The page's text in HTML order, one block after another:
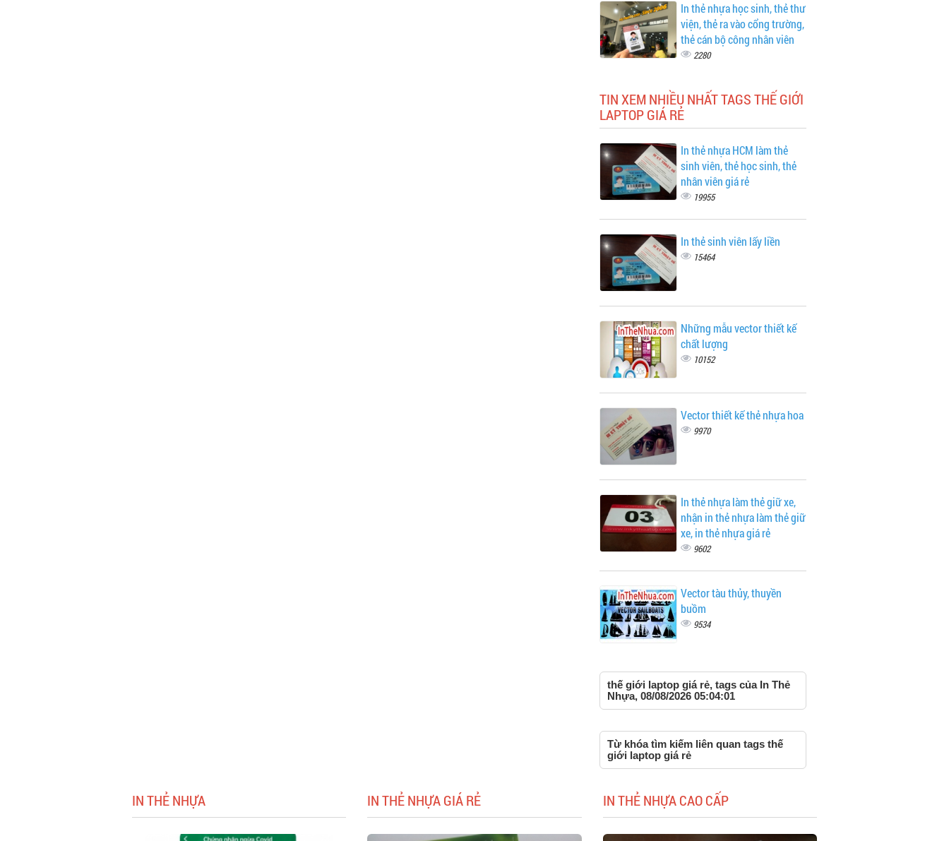
In thẻ nhựa học sinh, thẻ thư
viện, thẻ ra vào cổng trường,
thẻ cán bộ công nhân viên
2280
TIN XEM NHIỀU NHẤT TAGS THẾ GIỚI
LAPTOP GIÁ RẺ
In thẻ nhựa HCM làm thẻ
sinh viên, thẻ học sinh, thẻ
nhân viên giá rẻ
19955
In thẻ sinh viên lấy liền
15464
Những mẫu vector thiết kế
chất lượng
10152
Vector thiết kế thẻ nhựa hoa
9970
In thẻ nhựa làm thẻ giữ xe,
nhận in thẻ nhựa làm thẻ giữ
xe, in thẻ nhựa giá rẻ
9602
Vector tàu thủy, thuyền
buồm
9534
thế giới laptop giá rẻ, tags của In Thẻ
Nhựa, 08/08/2026 05:04:01
Từ khóa tìm kiếm liên quan tags thế
giới laptop giá rẻ
IN THẺ NHỰA IN THẺ NHỰA GIÁ RẺ IN THẺ NHỰA CAO CẤP